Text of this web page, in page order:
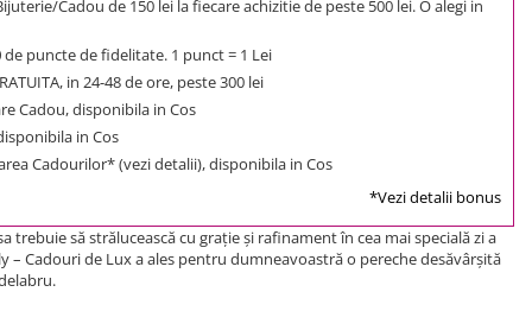
Cadou de 150 lei la fiecare achizitie de peste 500 lei. O alegi in
de puncte de fidelitate. 1 punct = 1 Lei
in 24-48 de ore, peste 300 lei
Cadou, disponibila in Cos
in Cos
Cadourilor* (vezi detalii), disponibila in Cos
*Vezi detalii bonus
trebuie să strălucească cu graţie şi rafinament în cea mai specială zi a
– Cadouri de Lux a ales pentru dumneavoastră o pereche desăvârşită